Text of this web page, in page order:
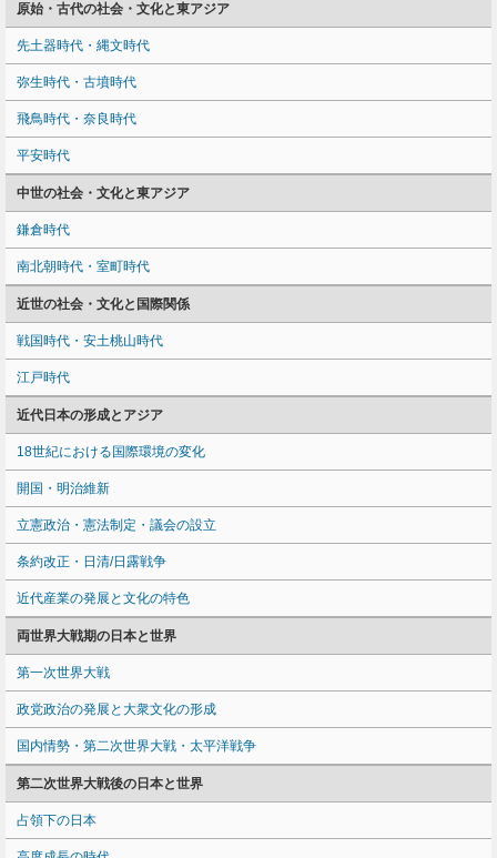
原始・古代の社会・文化と東アジア
先土器時代・縄文時代
弥生時代・古墳時代
飛鳥時代・奈良時代
平安時代
中世の社会・文化と東アジア
鎌倉時代
南北朝時代・室町時代
近世の社会・文化と国際関係
戦国時代・安土桃山時代
江戸時代
近代日本の形成とアジア
18世紀における国際環境の変化
開国・明治維新
立憲政治・憲法制定・議会の設立
条約改正・日清/日露戦争
近代産業の発展と文化の特色
両世界大戦期の日本と世界
第一次世界大戦
政党政治の発展と大衆文化の形成
国内情勢・第二次世界大戦・太平洋戦争
第二次世界大戦後の日本と世界
占領下の日本